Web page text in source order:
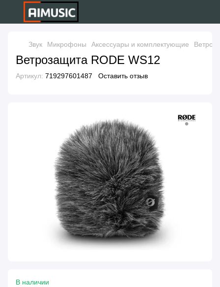
Звук Микрофоны Аксессуары и комплектующие
Ветрозащита RODE WS12
Артикул: 719297601487 Оставить отзыв
В наличии